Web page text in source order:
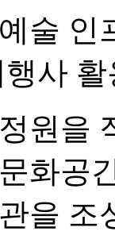
술 인
사
원을
화공
을 조